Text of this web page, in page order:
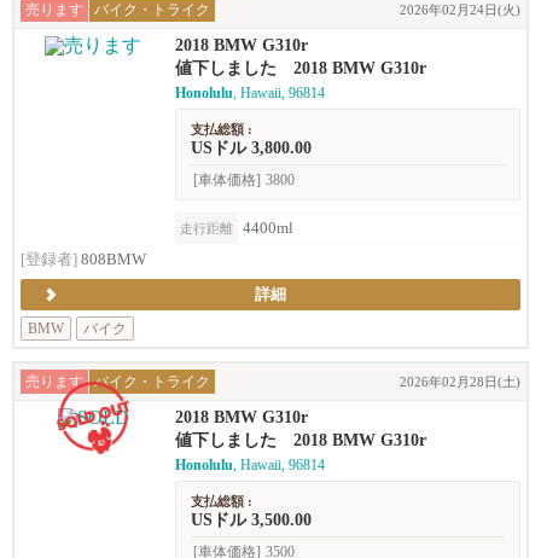
売ります バイク・トライク 2026年02月24日(火)
2018 BMW G310r
値下しました 2018 BMW G310r
Honolulu, Hawaii, 96814
支払総額 :
USドル 3,800.00
[車体価格] 3800
走行距離
4400ml
[登録者] 808BMW
詳細
BMW
バイク
売ります バイク・トライク 2026年02月28日(土)
2018 BMW G310r
値下しました 2018 BMW G310r
Honolulu, Hawaii, 96814
支払総額 :
USドル 3,500.00
[車体価格] 3500